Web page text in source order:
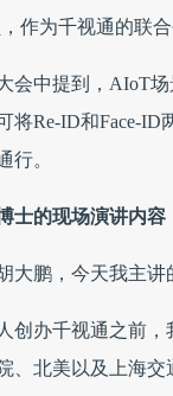
作为千视通的联
会中提到，AIoT
将Re-ID和Face-
行。
士的现场演讲内
大鹏，今天我主讲
创办千视通之前
、北美以及上海交